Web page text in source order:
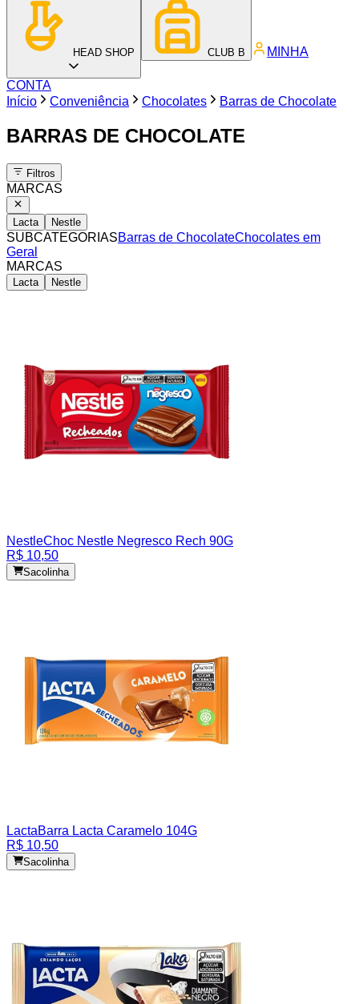
HEAD SHOP CLUB B MINHA
CONTA
Início
Conveniência Chocolates Barras de Chocolate
BARRAS DE CHOCOLATE
Filtros
MARCAS
Lacta Nestle
SUBCATEGORIASBarras de ChocolateChocolates em
Geral
MARCAS
Lacta Nestle
NestleChoc Nestle Negresco Rech 90G
R$ 10,50
Sacolinha
LactaBarra Lacta Caramelo 104G
R$ 10,50
Sacolinha